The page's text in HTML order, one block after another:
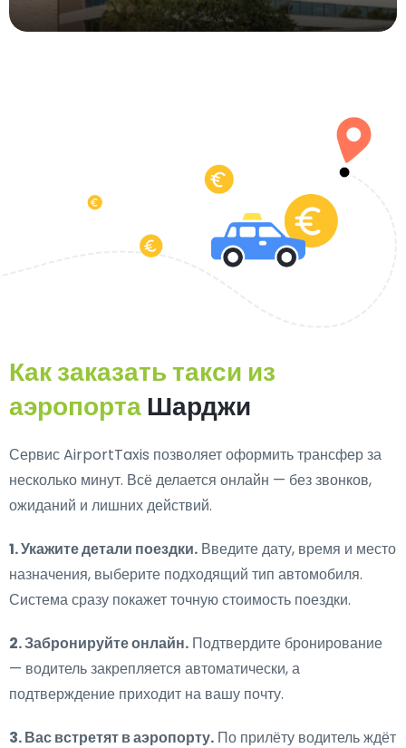
Как заказать такси из
аэропортаШарджи
Сервис AirportTaxis позволяет оформить трансфер за
несколько минут. Всё делается онлайн — без звонков,
ожиданий и лишних действий.
1. Укажите детали поездки. Введите дату, время и место
назначения, выберите подходящий тип автомобиля.
Система сразу покажет точную стоимость поездки.
2. Забронируйте онлайн. Подтвердите бронирование
— водитель закрепляется автоматически, а
подтверждение приходит на вашу почту.
3. Вас встретят в аэропорту. По прилёту водитель ждёт